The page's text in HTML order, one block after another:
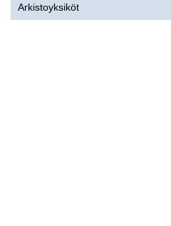
Arkistoyksiköt